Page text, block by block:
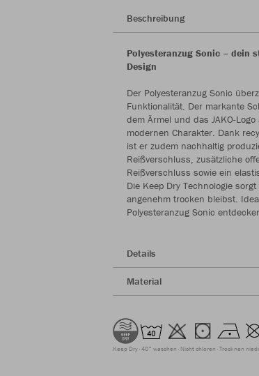
Beschreibung
Polyesteranzug Sonic – dein
Design
Der Polyesteranzug Sonic
Funktionalität. Der markante
dem Ärmel und das JAKO-
modernen Charakter. Dank
ist er zudem nachhaltig
Reißverschluss, zusätzliche
Reißverschluss sowie ein
Die Keep Dry Technologie
angenehm trocken bleibst.
Polyesteranzug Sonic
Details
Material
Keep Dry 40° waschen Nicht chloren Trocknen